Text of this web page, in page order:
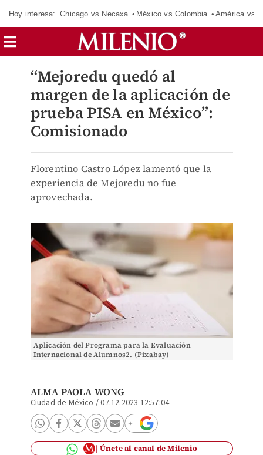
Hoy interesa: Chicago vs Necaxa México vs Colombia América vs
“Mejoredu quedó al
margen de la aplicación de
prueba PISA en México”:
Comisionado
Florentino Castro López lamentó que la
experiencia de Mejoredu no fue
aprovechada.
Aplicación del Programa para la Evaluación
Internacional de Alumnos2. (Pixabay)
ALMA PAOLA WONG
Ciudad de México /07.12.2023 12:57:04
Únete al canal de Milenio